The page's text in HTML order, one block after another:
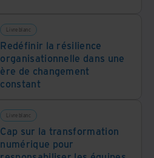
Livre blanc
Redéfinir la résilience
organisationnelle dans une
ère de changement
constant
Livre blanc
Cap sur la transformation
numérique pour